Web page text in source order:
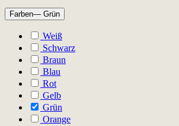
Farben— Grün
Weiß
Schwarz
Braun
Blau
Rot
Gelb
Grün
Orange